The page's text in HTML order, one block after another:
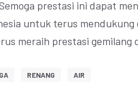
prestasi ini dapat
untuk terus
meraih prestasi gemilang
RENANG AIR